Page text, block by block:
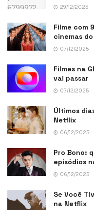
29/12/2025
Filme com
cinemas
07/12/2025
Filmes na
vai passar
07/12/2025
Últimos
Netflix
06/12/2025
Pro Bono:
episódios
06/12/2025
Se Você
na Netflix